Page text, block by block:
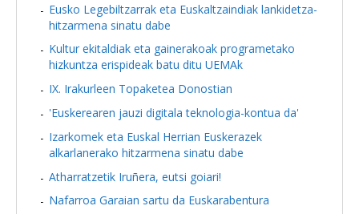
Eusko Legebiltzarrak eta Euskaltzaindiak lankidetza-
hitzarmena sinatu dabe
Kultur ekitaldiak eta gainerakoak programetako
hizkuntza erispideak batu ditu UEMAk
IX. Irakurleen Topaketea Donostian
'Euskerearen jauzi digitala teknologia-kontua da'
Izarkomek eta Euskal Herrian Euskerazek
alkarlanerako hitzarmena sinatu dabe
Atharratzetik Iruñera, eutsi goiari!
Nafarroa Garaian sartu da Euskarabentura